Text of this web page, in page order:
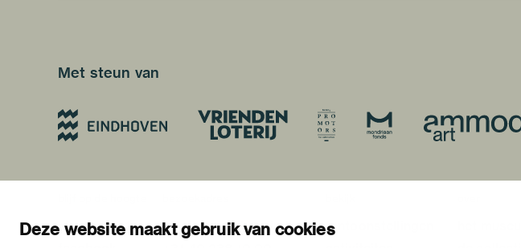
Deze website maakt gebruik van cookies
Met steun van
nieuwsbrief
stratumsedijk 2 eindhovententoonstellingen